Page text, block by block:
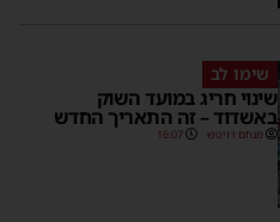
שימו לב
שינוי חריג במועד השוק
באשדוד – זה התאריך החדש
מנחם דויטש 16:07